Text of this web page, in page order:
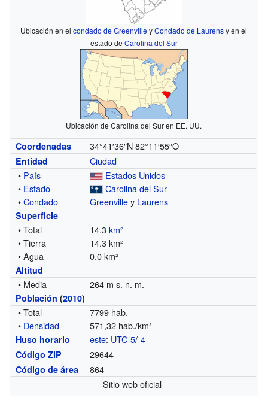
Ubicación en elcondado de GreenvilleyCondado de Laurensy en el
estado de Carolina del Sur
Ubicación de Carolina del Sur en EE. UU.
Coordenadas 34°41′36″N 82°11′55″O
Entidad
Ciudad
• País
Estados Unidos
• Estado
Carolina del Sur
•Condado Greenvilley Laurens
Superficie
• Total 14.3km²
• Tierra
14.3 km²
• Agua
0.0 km²
Altitud
• Media 264 m s. n. m.
Población (2010)
• Total
7799 hab.
• Densidad 571,32 hab./km²
Huso horario este: UTC-5/-4
Código ZIP 29644
Código de área
864
Sitio web oficial